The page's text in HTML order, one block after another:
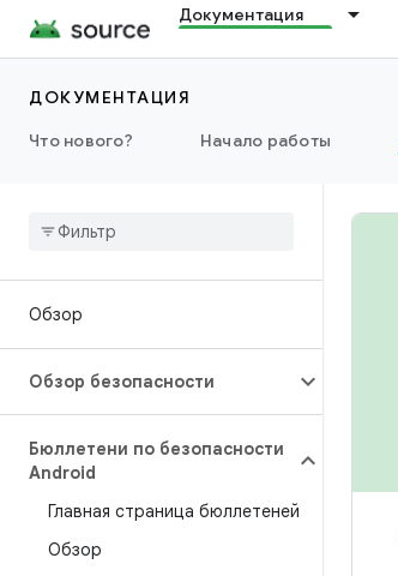
Документация
ДОКУМЕНТАЦИЯ
Что нового?
Начало работы
Обзор
Обзор безопасности
Бюллетени по безопасности
Android
Главная страница бюллетеней
Обзор